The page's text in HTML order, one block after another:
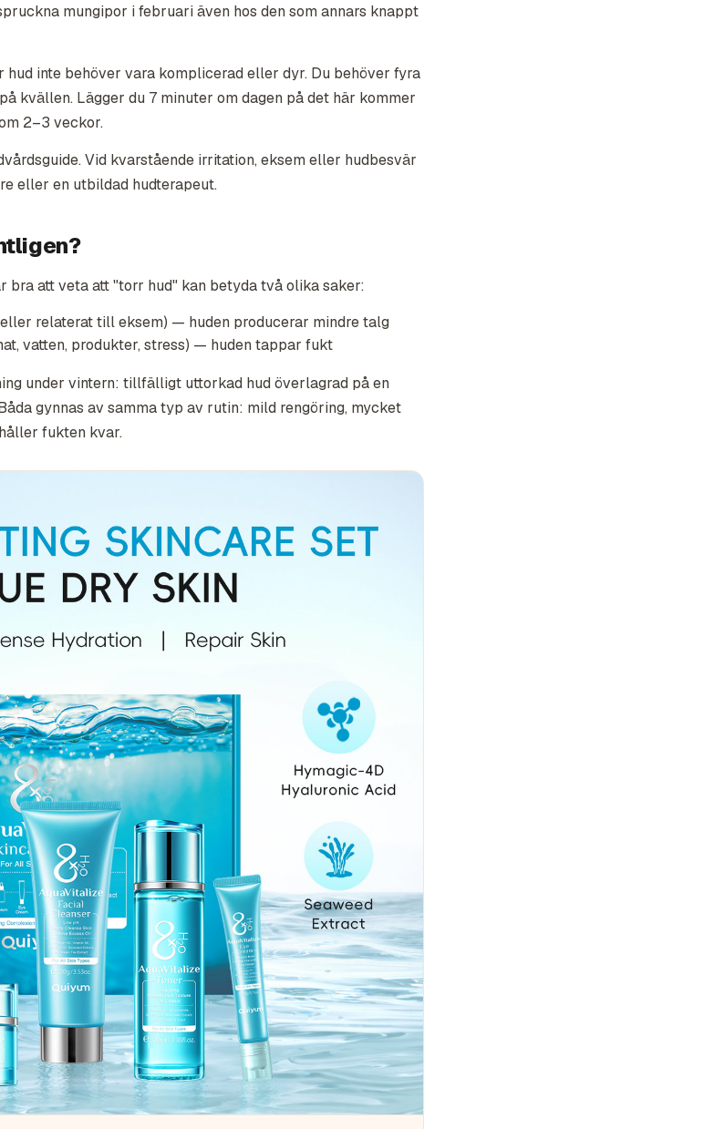
mungipor i februari även hos den som annars knappt
inte behöver vara komplicerad eller dyr. Du behöver fyra
kvällen. Lägger du 7 minuter om dagen på det här kommer
2–3 veckor.
Vid kvarstående irritation, eksem eller hudbesvär
eller en utbildad hudterapeut.
bra att veta att "torr hud" kan betyda två olika saker:
relaterat till eksem) — huden producerar mindre talg
vatten, produkter, stress) — huden tappar fukt
under vintern: tillfälligt uttorkad hud överlagrad på en
gynnas av samma typ av rutin: mild rengöring, mycket
fukten kvar.